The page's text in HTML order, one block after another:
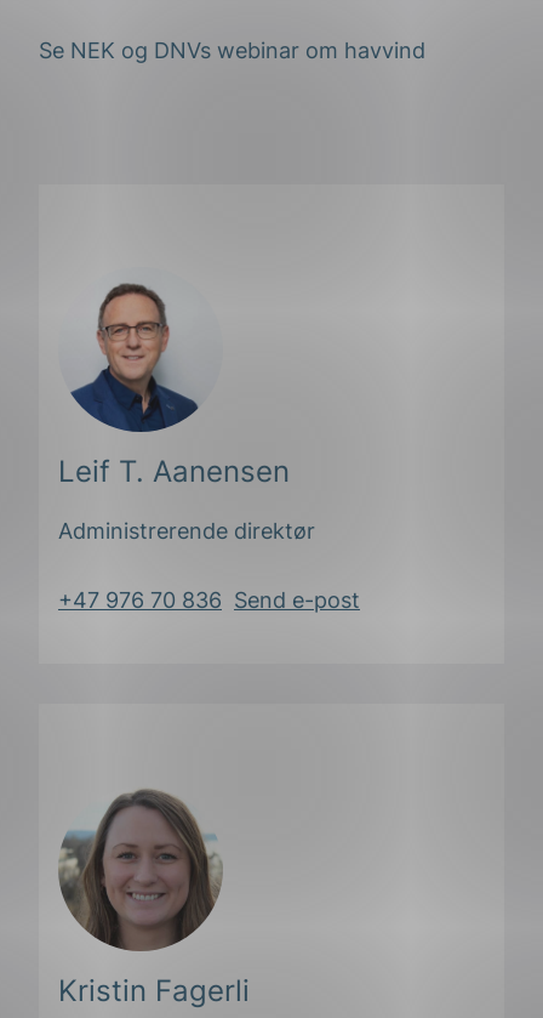
Se NEK og DNVs webinar om havvind
Leif T. Aanensen
Administrerende direktør
+47 976 70 836 Send e-post
Kristin Fagerli